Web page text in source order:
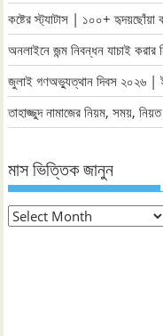
কষ্টের স্ট্যাটাস | ১০০+ হৃদয়ছোঁয়া
অনলাইনে জন্ম নিবন্ধন যাচাই
জুলাই গণঅভ্যুত্থান দিবস ২০২৬ |
তাহাজ্জুদ নামাজের নিয়ম, সময়,
মাস ভিত্তিক জানুন
মাস